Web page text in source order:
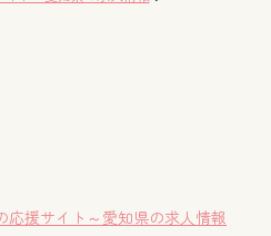
応援サイト～愛知県の求人情報